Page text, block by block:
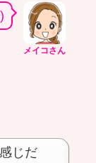
メイコさん
じだ